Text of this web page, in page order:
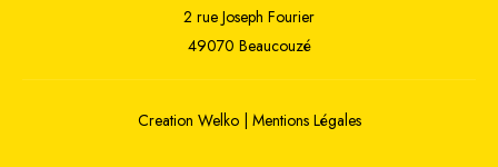
2 rue Joseph Fourier
49070 Beaucouzé
Creation Welko| Mentions Légales